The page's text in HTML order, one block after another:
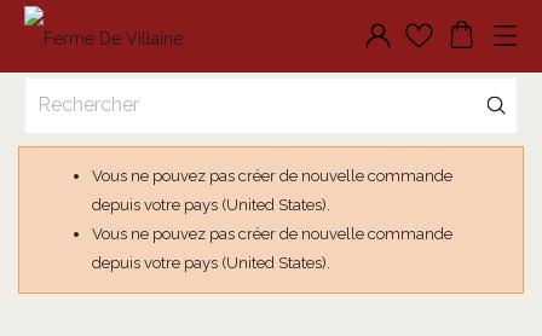
Vous ne pouvez pas créer de nouvelle commande
depuis votre pays (United States).
Vous ne pouvez pas créer de nouvelle commande
depuis votre pays (United States).